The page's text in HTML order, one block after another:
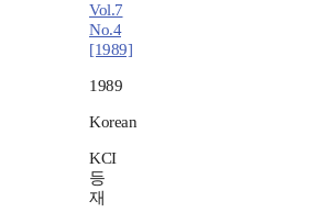
Vol.7
No.4
[1989]
1989
Korean
KCI
등
재